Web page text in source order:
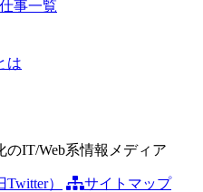
事一覧
は
IT/Web系情報メディア
）
サイトマップ